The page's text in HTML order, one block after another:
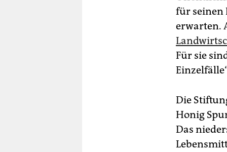
für seinen
erwarten.
Für sie
Die
Honig
Das